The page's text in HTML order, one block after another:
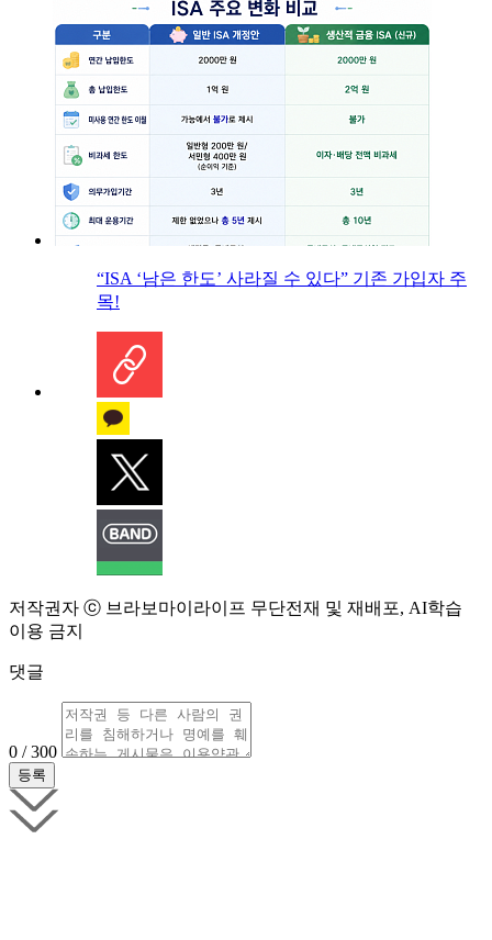
“ISA ‘남은 한도’ 사라질 수 있다” 기존 가입자 주
목!
저작권자 ⓒ 브라보마이라이프 무단전재 및 재배포, AI학습
이용 금지
댓글
0 / 300